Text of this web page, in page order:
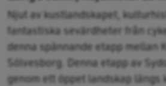
Njut av kustlandskapet,
fantastiska sevärdheter från
denna spännande etapp mellan
Sölvesborg. Denna etapp av
genom ett öppet landskap längs